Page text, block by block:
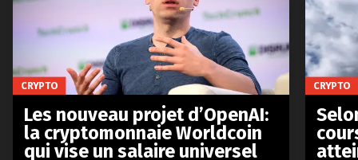
CRYPTO
Les nouveau projet d’OpenAI:
la cryptomonnaie Worldcoin
qui vise un salaire universel
CRYPTO